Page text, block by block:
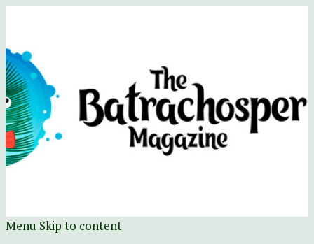
The Batrachospermum Magazine
Батрахоспермум (официальный сайт)
Menu Skip to content